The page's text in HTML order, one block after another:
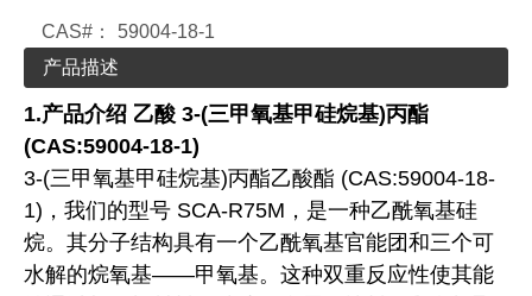
CAS#：
59004-18-1
产品描述
1.产品介绍 乙酸 3-(三甲氧基甲硅烷基)丙酯
(CAS:59004-18-1)
3-(三甲氧基甲硅烷基)丙酯乙酸酯 (CAS:59004-18-
1)，我们的型号 SCA-R75M，是一种乙酰氧基硅
烷。其分子结构具有一个乙酰氧基官能团和三个可
水解的烷氧基——甲氧基。这种双重反应性使其能